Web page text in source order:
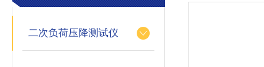
二次负荷压降测试仪